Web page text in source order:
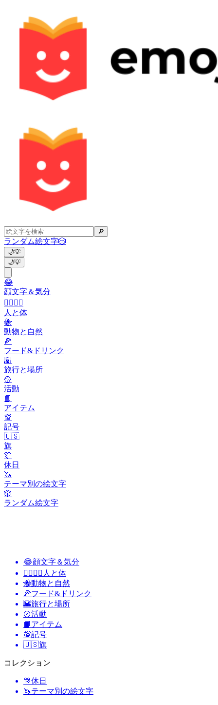
🔎
ランダム絵文字🎲
🌙💡
🌙💡
😂
顔文字＆気分
👩‍❤️‍💋‍👨
人と体
🐝
動物と自然
🍕
フード&ドリンク
🌇
旅行と場所
🥎
活動
📙
アイテム
💯
記号
🇺🇸
旗
🎊
休日
🦄
テーマ別の絵文字
🎲
ランダム絵文字
😂顔文字＆気分
👩‍❤️‍💋‍👨 人と体
🐝動物と自然
🍕フード&ドリンク
🌇旅行と場所
🥎活動
📙 アイテム
💯記号
🇺🇸旗
コレクション
🎊休日
🦄テーマ別の絵文字